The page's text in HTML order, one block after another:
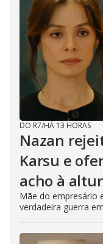
DO R7/HÁ 13 HORAS
Nazan
Karsu e
acho à
Mãe do empresário
verdadeira guerra